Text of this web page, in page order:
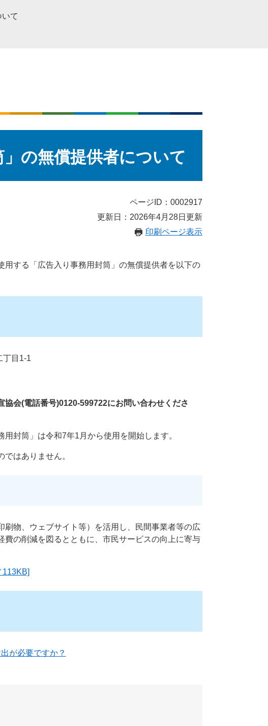
て
」の無償提供者について
ページID：0002917
更新日：2026年4月28日更新
印刷ページ表示
用する「広告入り事務用封筒」の無償提供者を以下の
丁目1-1
会(電話番号)0120-599722にお問い合わせくださ
封筒」は令和7年1月から使用を開始します。
はありません。
刷物、ウェブサイト等）を活用し、民間事業者等の広
の削減を図るとともに、市民サービスの向上に寄与
113KB]
が必要ですか？